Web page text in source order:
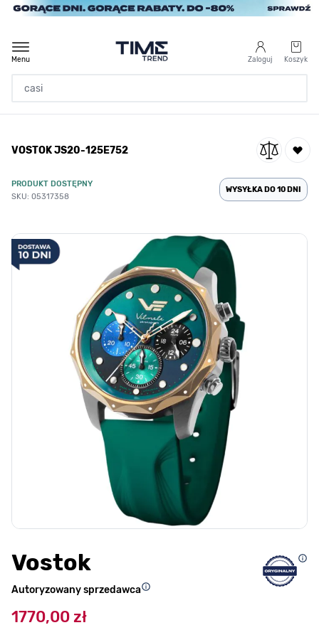
Przejdź do treści
Zaloguj Koszyk
Menu
/ VOSTOK JS20-125E752
VOSTOK JS20-125E752
PRODUKT DOSTĘPNY
SKU: 05317358
WYSYŁKA DO 10 DNI
Vostok
Autoryzowany sprzedawca
1770,00 zł